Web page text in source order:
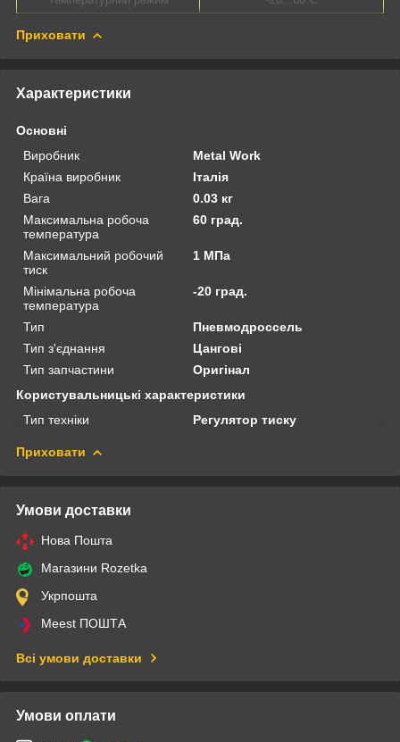
Приховати
Характеристики
Основні
Виробник
Metal Work
Країна виробник
Італія
Вага
0.03 кг
Максимальна робоча
температура
60 град.
Максимальний робочий
тиск
1 МПа
Мінімальна робоча
температура
-20 град.
Тип
Пневмодроссель
Тип з'єднання
Цангові
Тип запчастини
Оригінал
Користувальницькі характеристики
Тип техніки
Регулятор тиску
Приховати
Умови доставки
Нова Пошта
Магазини Rozetka
Укрпошта
Meest ПОШТА
Всі умови доставки
Умови оплати